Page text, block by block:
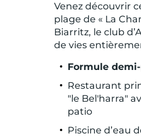
Venez découvrir
plage de « La
Biarritz, le club
de vies
Formule
Restaurant
"le Bel'harra"
patio
Piscine d’eau